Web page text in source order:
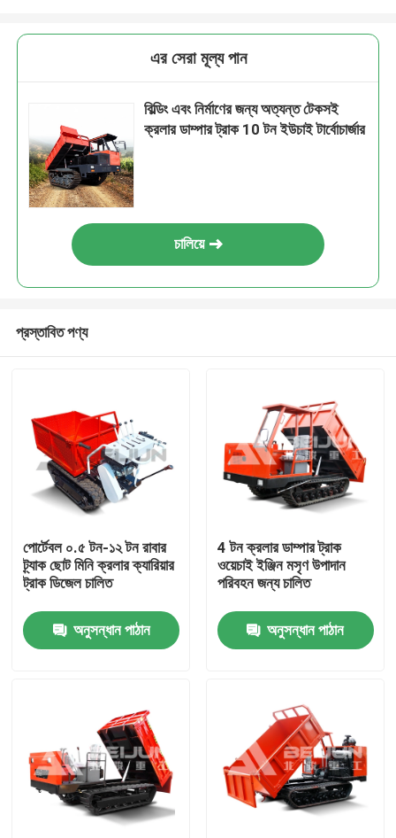
পণ্য
এর সেরা মূল্য পান
বিল্ডিং এবং নির্মাণের জন্য অত্যন্ত টেকসই
ক্রলার ডাম্পার ট্রাক 10 টন ইউচাই টার্বোচার্জার
চালিয়ে
প্রস্তাবিত পণ্য
পোর্টেবল ০.৫ টন-১২ টন রাবার
ট্র্যাক ছোট মিনি ক্রলার ক্যারিয়ার
ট্রাক ডিজেল চালিত
অনুসন্ধান পাঠান
4 টন ক্রলার ডাম্পার ট্রাক
ওয়েচাই ইঞ্জিন মসৃণ উপাদান
পরিবহন জন্য চালিত
অনুসন্ধান পাঠান